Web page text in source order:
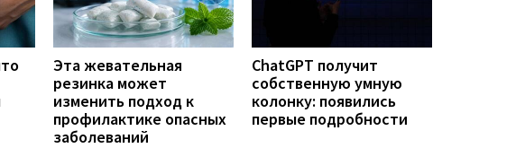
Эта жевательная
резинка может
изменить подход к
профилактике опасных
заболеваний
ChatGPT получит
собственную умную
колонку: появились
первые подробности